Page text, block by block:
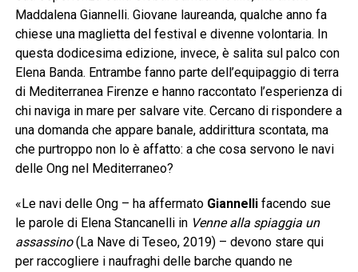
Maddalena Giannelli. Giovane laureanda, qualche anno fa
chiese una maglietta del festival e divenne volontaria. In
questa dodicesima edizione, invece, è salita sul palco con
Elena Banda. Entrambe fanno parte dell’equipaggio di terra
di Mediterranea Firenze e hanno raccontato l’esperienza di
chi naviga in mare per salvare vite. Cercano di rispondere a
una domanda che appare banale, addirittura scontata, ma
che purtroppo non lo è affatto: a che cosa servono le navi
delle Ong nel Mediterraneo?
«Le navi delle Ong – ha affermato Giannellifacendo sue
le parole di Elena Stancanelli in Venne alla spiaggia un
assassino(La Nave di Teseo, 2019) – devono stare qui
per raccogliere i naufraghi delle barche quando ne